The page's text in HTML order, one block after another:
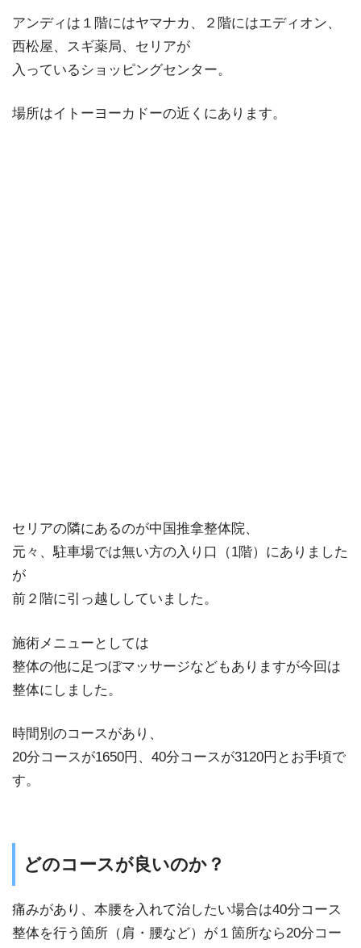
アンディは１階にはヤマナカ、２階にはエディオン、
西松屋、スギ薬局、セリアが
入っているショッピングセンター。
場所はイトーヨーカドーの近くにあります。
セリアの隣にあるのが中国推拿整体院、
元々、駐車場では無い方の入り口（1階）にありました
が
前２階に引っ越ししていました。
施術メニューとしては
整体の他に足つぼマッサージなどもありますが今回は
整体にしました。
時間別のコースがあり、
20分コースが1650円、40分コースが3120円とお手頃で
す。
どのコースが良いのか？
痛みがあり、本腰を入れて治したい場合は40分コース
整体を行う箇所（肩・腰など）が１箇所なら20分コー